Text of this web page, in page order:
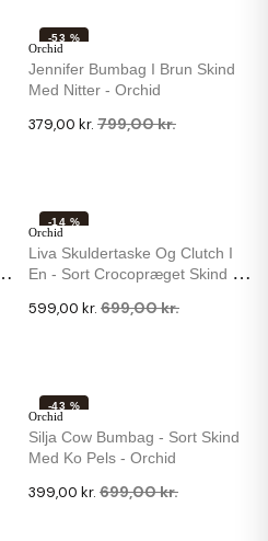
Orchid
Jennifer Bumbag I Brun Skind
Med Nitter - Orchid
379,00 kr. 799,00 kr.
-53 %
Orchid
Liva Skuldertaske Og Clutch I
En - Sort Crocopræget Skind -
599,00 kr. 699,00 kr.
-14 %
Orchid
Silja Cow Bumbag - Sort Skind
Med Ko Pels - Orchid
399,00 kr. 699,00 kr.
-43 %